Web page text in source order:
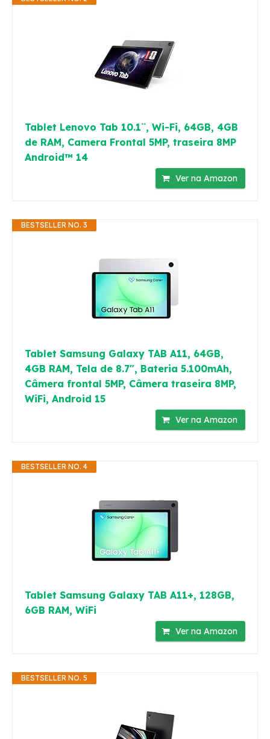
Tablet Lenovo Tab 10.1¨, Wi-Fi, 64GB, 4GB
de RAM, Camera Frontal 5MP, traseira 8MP
Android™ 14
Ver na Amazon
BESTSELLER NO. 3
Tablet Samsung Galaxy TAB A11, 64GB,
4GB RAM, Tela de 8.7", Bateria 5.100mAh,
Câmera frontal 5MP, Câmera traseira 8MP,
WiFi, Android 15
Ver na Amazon
BESTSELLER NO. 4
Tablet Samsung Galaxy TAB A11+, 128GB,
6GB RAM, WiFi
Ver na Amazon
BESTSELLER NO. 5